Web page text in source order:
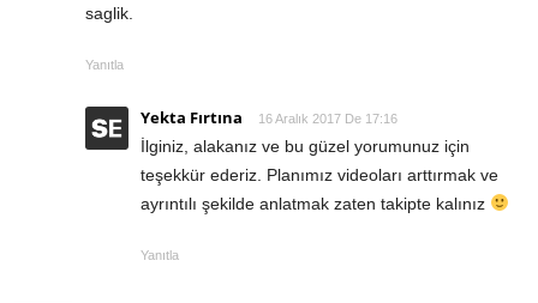
saglik.
Yanıtla
Yekta Fırtına 16 Aralık 2017 De 17:16
İlginiz, alakanız ve bu güzel yorumunuz için
teşekkür ederiz. Planımız videoları arttırmak ve
ayrıntılı şekilde anlatmak zaten takipte kalınız
Yanıtla